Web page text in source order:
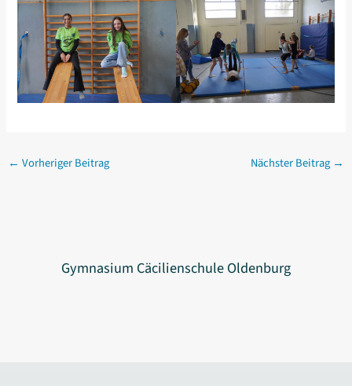
← Vorheriger Beitrag Nächster Beitrag →
Gymnasium Cäcilienschule Oldenburg